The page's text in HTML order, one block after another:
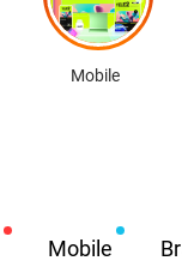
Mobile
Mobile